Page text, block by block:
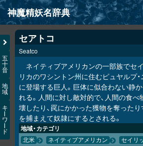
神魔精妖名辞典
NEWS
INFO
文献
検索
凖項目
画像資料便覧
五
十
音
地
域
キ
ワ
ド
セアトコ
Seatco
ネイティブアメリカンの一部族でセ
リカのワシントン州に住むピュヤルプ
に登場する巨人。巨体に似合わない静
れる。人間に対し敵対的で、人間の食べ
壊したり、罠にかかった獲物を奪った
を捕まえて奴隷にするとされる。
地域・カテゴリ
北米 ネイティブアメリカン セイリ